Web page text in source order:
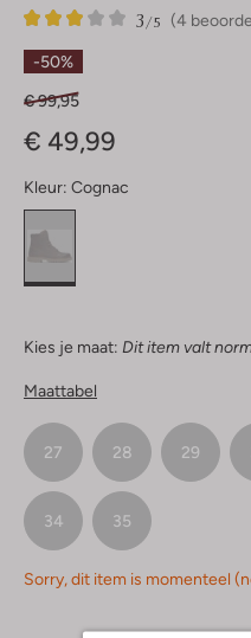
(4
3/5
4
3
Sterren
-50%
€ 99,95
€ 49,99
Kleur: Cognac
Kies je maat: Dit item valt
Maattabel
27 28 29
34 35
Sorry, dit item is momenteel